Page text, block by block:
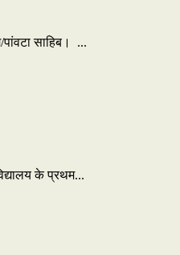
साहिब। ...
के प्रथम...